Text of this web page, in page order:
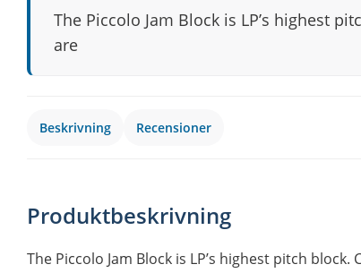
The Piccolo Jam Block is LP’s highest
are
Beskrivning Recensioner
Produktbeskrivning
The Piccolo Jam Block is LP’s highest pitch